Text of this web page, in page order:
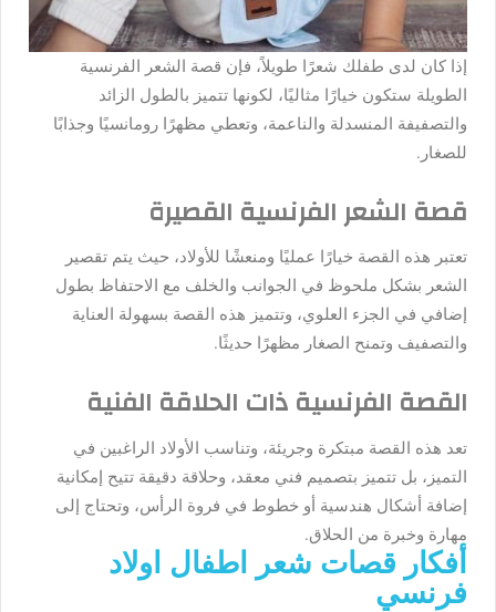
إذا كان لدى طفلك شعرًا طويلاً، فإن قصة الشعر الفرنسية
الطويلة ستكون خيارًا مثاليًا، لكونها تتميز بالطول الزائد
والتصفيفة المنسدلة والناعمة، وتعطي مظهرًا رومانسيًا وجذابًا
للصغار.
قصة الشعر الفرنسية القصيرة
تعتبر هذه القصة خيارًا عمليًا ومنعشًا للأولاد، حيث يتم تقصير
الشعر بشكل ملحوظ في الجوانب والخلف مع الاحتفاظ بطول
إضافي في الجزء العلوي، وتتميز هذه القصة بسهولة العناية
والتصفيف وتمنح الصغار مظهرًا حديثًا.
القصة الفرنسية ذات الحلاقة الفنية
تعد هذه القصة مبتكرة وجريئة، وتناسب الأولاد الراغبين في
التميز، بل تتميز بتصميم فني معقد، وحلاقة دقيقة تتيح إمكانية
إضافة أشكال هندسية أو خطوط في فروة الرأس، وتحتاج إلى
مهارة وخبرة من الحلاق.
أفكار قصات شعر اطفال اولاد
فرنسي